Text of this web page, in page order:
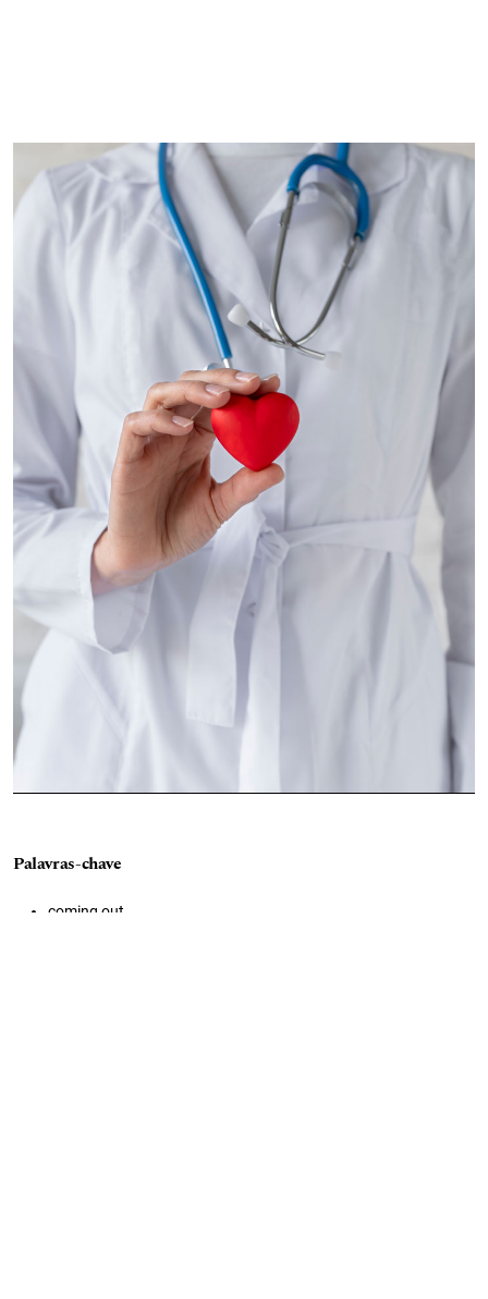
Imagem de capa
Palavras-chave
coming out